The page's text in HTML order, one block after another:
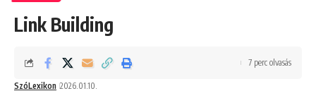
Link Building
SzóLexikon 2026.01.10.
7 perc olvasás